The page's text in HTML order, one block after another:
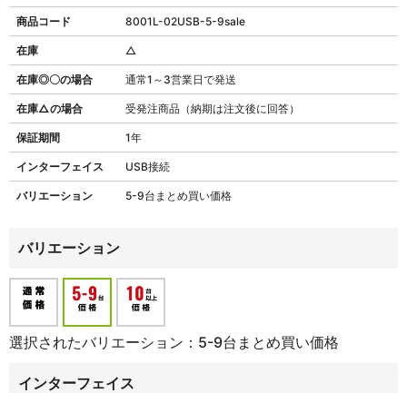
商品コード 8001L-02USB-5-9sale
在庫◎〇の場合 通常1～3営業日で発送
在庫△の場合 受発注商品（納期は注文後に回答）
保証期間 1年
インターフェイス USB接続
バリエーション 5-9台まとめ買い価格
在庫 △
バリエーション
選択されたバリエーション：5-9台まとめ買い価格
インターフェイス